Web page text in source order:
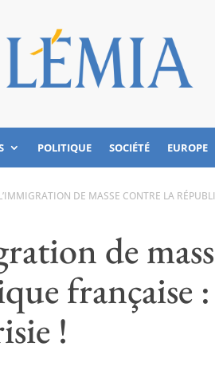
POLITIQUE SOCIÉTÉ EUROPE
DE MASSE CONTRE LA
de
française
!